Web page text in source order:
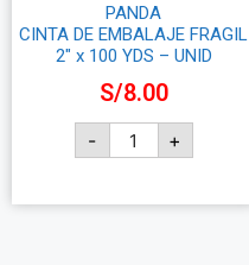
PANDA
CINTA DE EMBALAJE FRAGIL
2″ x 100 YDS – UNID
S/8.00
-
+